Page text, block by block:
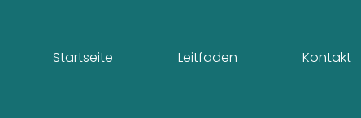
Startseite Leitfaden Kontakt